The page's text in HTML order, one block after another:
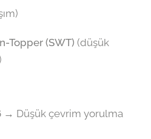
Topper (SWT) (düşük
→ Düşük çevrim yorulma